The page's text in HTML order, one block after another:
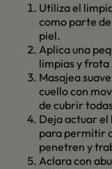
Utiliza el
como parte
piel.
Aplica una
limpias y frota
Masajea
cuello con
de cubrir
Deja actuar el
para permitir
penetren y
Aclara con